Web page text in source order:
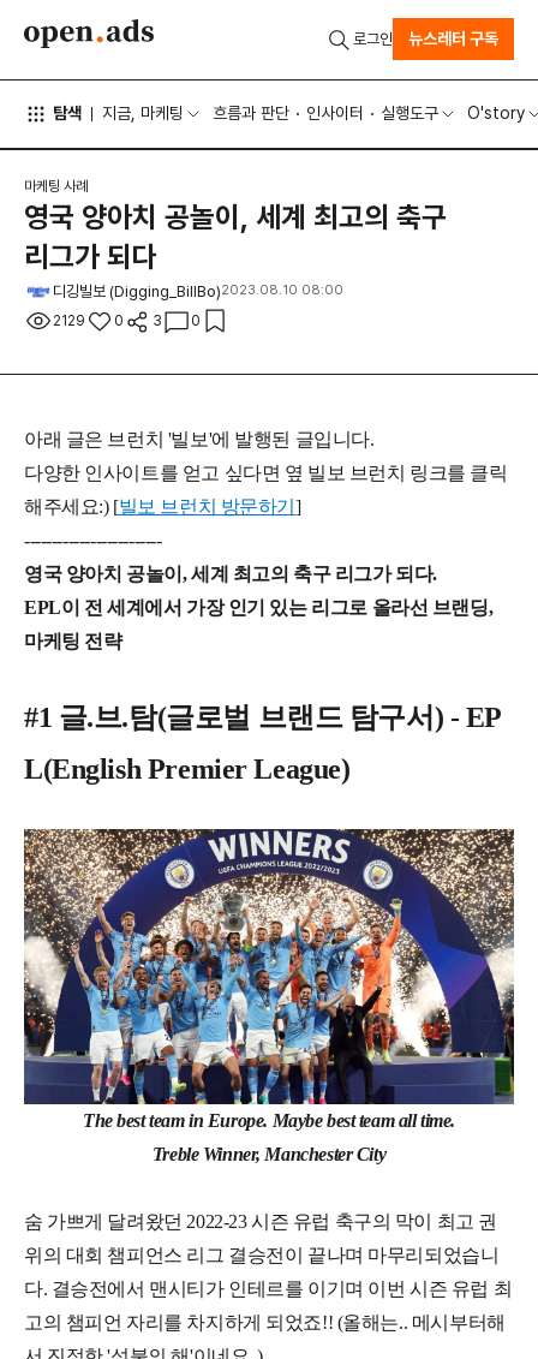
탐색 지금, 마케팅 흐름과 판단 인사이터 실행도구 O'story
로그인 뉴스레터 구독
마케팅 사례
영국 양아치 공놀이, 세계 최고의 축구
리그가 되다
디깅빌보 (Digging_BillBo)2023.08.10 08:00
2129 0 3 0
아래 글은 브런치 '빌보'에 발행된 글입니다.
다양한 인사이트를 얻고 싶다면 옆 빌보 브런치 링크를 클릭
해주세요:) [빌보 브런치 방문하기]
-------------------------
영국 양아치 공놀이, 세계 최고의 축구 리그가 되다.
EPL이 전 세계에서 가장 인기 있는 리그로 올라선 브랜딩,
마케팅 전략
#1 글.브.탐(글로벌 브랜드 탐구서) - EP
L(English Premier League)
The best team in Europe. Maybe best team all time.
Treble Winner, Manchester City
숨 가쁘게 달려왔던 2022-23 시즌 유럽 축구의 막이 최고 권
위의 대회 챔피언스 리그 결승전이 끝나며 마무리되었습니
다. 결승전에서 맨시티가 인테르를 이기며 이번 시즌 유럽 최
고의 챔피언 자리를 차지하게 되었죠!! (올해는.. 메시부터해